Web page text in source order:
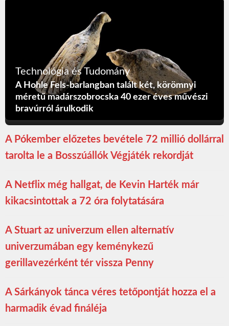
Technológia és Tudomány
A Hohle Fels-barlangban talált két, körömnyi
méretű madárszobrocska 40 ezer éves művészi
bravúrról árulkodik
A Pókember előzetes bevétele 72 millió dollárral
tarolta le a Bosszúállók Végjáték rekordját
A Netflix még hallgat, de Kevin Harték már
kikacsintottak a 72 óra folytatására
A Stuart az univerzum ellen alternatív
univerzumában egy keménykezű
gerillavezérként tér vissza Penny
A Sárkányok tánca véres tetőpontját hozza el a
harmadik évad fináléja